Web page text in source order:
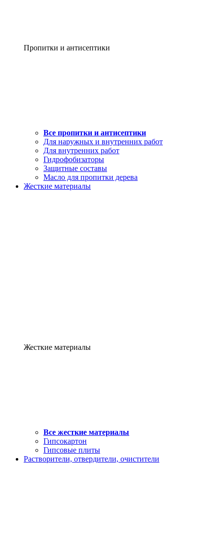
Пропитки и антисептики
Все пропитки и антисептики
Для наружных и внутренних работ
Для внутренних работ
Гидрофобизаторы
Защитные составы
Масло для пропитки дерева
Жесткие материалы
Жесткие материалы
Все жесткие материалы
Гипсокартон
Гипсовые плиты
Растворители, отвердители, очистители